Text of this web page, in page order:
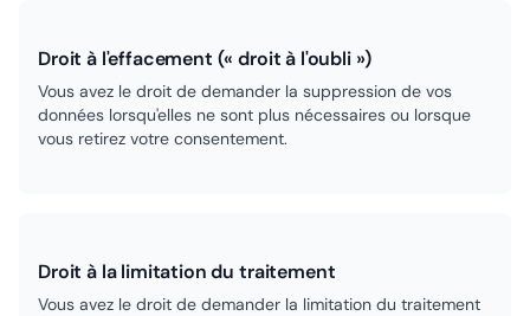
Droit à l'effacement (« droit à l'oubli »)
Vous avez le droit de demander la suppression de vos
données lorsqu'elles ne sont plus nécessaires ou lorsque
vous retirez votre consentement.
Droit à la limitation du traitement
Vous avez le droit de demander la limitation du traitement